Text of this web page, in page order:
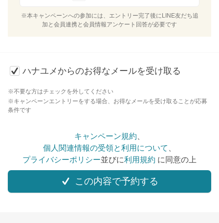
※本キャンペーンへの参加には、エントリー完了後にLINE友だち追
加と会員連携と会員情報アンケート回答が必要です
ハナユメからのお得なメールを受け取る
※不要な方はチェックを外してください
※キャンペーンエントリーをする場合、お得なメールを受け取ることが応募
条件です
キャンペーン規約
個人関連情報の受領と利用について
プライバシーポリシー並びに利用規約 に同意の上
この内容で予約する